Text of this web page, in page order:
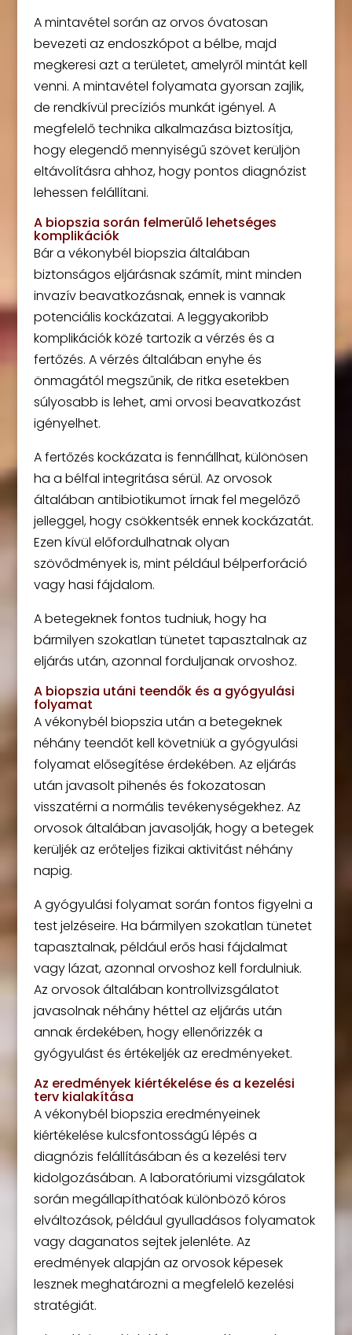
A mintavétel során az orvos óvatosan
bevezeti az endoszkópot a bélbe, majd
megkeresi azt a területet, amelyről mintát kell
venni. A mintavétel folyamata gyorsan zajlik,
de rendkívül precíziós munkát igényel. A
megfelelő technika alkalmazása biztosítja,
hogy elegendő mennyiségű szövet kerüljön
eltávolításra ahhoz, hogy pontos diagnózist
lehessen felállítani.
A biopszia során felmerülő lehetséges
komplikációk
Bár a vékonybél biopszia általában
biztonságos eljárásnak számít, mint minden
invazív beavatkozásnak, ennek is vannak
potenciális kockázatai. A leggyakoribb
komplikációk közé tartozik a vérzés és a
fertőzés. A vérzés általában enyhe és
önmagától megszűnik, de ritka esetekben
súlyosabb is lehet, ami orvosi beavatkozást
igényelhet.
A fertőzés kockázata is fennállhat, különösen
ha a bélfal integritása sérül. Az orvosok
általában antibiotikumot írnak fel megelőző
jelleggel, hogy csökkentsék ennek kockázatát.
Ezen kívül előfordulhatnak olyan
szövődmények is, mint például bélperforáció
vagy hasi fájdalom.
A betegeknek fontos tudniuk, hogy ha
bármilyen szokatlan tünetet tapasztalnak az
eljárás után, azonnal forduljanak orvoshoz.
A biopszia utáni teendők és a gyógyulási
folyamat
A vékonybél biopszia után a betegeknek
néhány teendőt kell követniük a gyógyulási
folyamat elősegítése érdekében. Az eljárás
után javasolt pihenés és fokozatosan
visszatérni a normális tevékenységekhez. Az
orvosok általában javasolják, hogy a betegek
kerüljék az erőteljes fizikai aktivitást néhány
napig.
A gyógyulási folyamat során fontos figyelni a
test jelzéseire. Ha bármilyen szokatlan tünetet
tapasztalnak, például erős hasi fájdalmat
vagy lázat, azonnal orvoshoz kell fordulniuk.
Az orvosok általában kontrollvizsgálatot
javasolnak néhány héttel az eljárás után
annak érdekében, hogy ellenőrizzék a
gyógyulást és értékeljék az eredményeket.
Az eredmények kiértékelése és a kezelési
terv kialakítása
A vékonybél biopszia eredményeinek
kiértékelése kulcsfontosságú lépés a
diagnózis felállításában és a kezelési terv
kidolgozásában. A laboratóriumi vizsgálatok
során megállapíthatóak különböző kóros
elváltozások, például gyulladásos folyamatok
vagy daganatos sejtek jelenléte. Az
eredmények alapján az orvosok képesek
lesznek meghatározni a megfelelő kezelési
stratégiát.